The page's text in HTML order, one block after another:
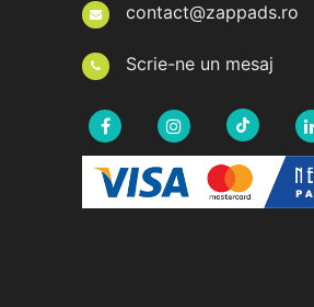
contact@zappads.ro
Scrie-ne un mesaj